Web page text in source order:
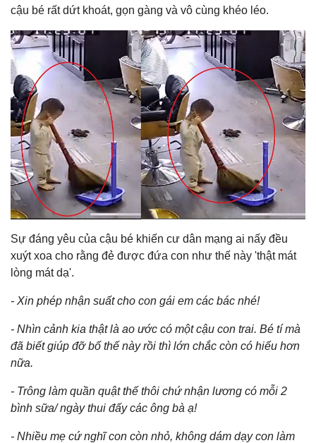
cậu bé rất dứt khoát, gọn gàng và vô cùng khéo léo.
Sự đáng yêu của cậu bé khiến cư dân mạng ai nấy đều
xuýt xoa cho rằng đẻ được đứa con như thế này 'thật mát
lòng mát dạ'.
- Xin phép nhận suất cho con gái em các bác nhé!
- Nhìn cảnh kia thật là ao ước có một cậu con trai. Bé tí mà
đã biết giúp đỡ bố thế này rồi thì lớn chắc còn có hiếu hơn
nữa.
- Trông làm quần quật thế thôi chứ nhận lương có mỗi 2
bình sữa/ ngày thui đấy các ông bà ạ!
- Nhiều mẹ cứ nghĩ con còn nhỏ, không dám dạy con làm